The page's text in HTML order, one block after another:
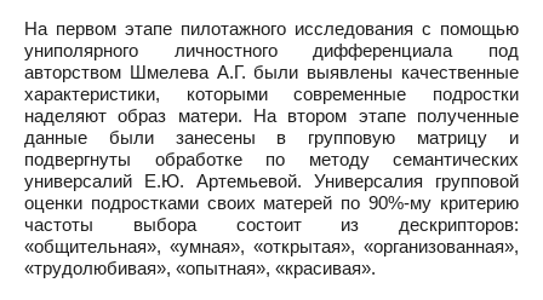
На первом этапе пилотажного исследования с помощью
униполярного личностного дифференциала под
авторством Шмелева А.Г. были выявлены качественные
характеристики, которыми современные подростки
наделяют образ матери. На втором этапе полученные
данные были занесены в групповую матрицу и
подвергнуты обработке по методу семантических
универсалий Е.Ю. Артемьевой. Универсалия групповой
оценки подростками своих матерей по 90%-му критерию
частоты выбора состоит из дескрипторов:
«общительная», «умная», «открытая», «организованная»,
«трудолюбивая», «опытная», «красивая».